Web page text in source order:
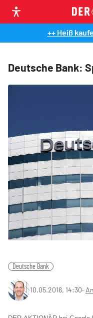
++ Heiß
Deutsche Bank:
Deutsche Bank
10.05.2016, 14:30‧